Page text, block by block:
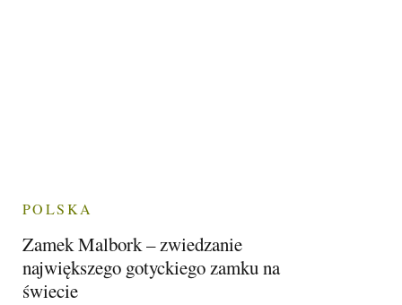
POLSKA
Zamek Malbork – zwiedzanie
największego gotyckiego zamku na
świecie